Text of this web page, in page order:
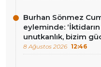
Burhan Sönmez
eyleminde:
unutkanlık, bizim
8 Ağustos 2026 12:46